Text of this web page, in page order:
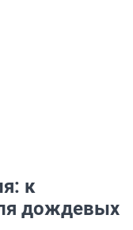
к
дождевых